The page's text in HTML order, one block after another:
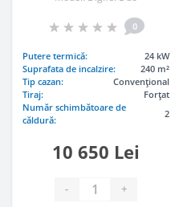
0
Putere termică:
24 kW
Suprafata de incalzire:
240 m²
Tip cazan:
Convenţional
Tiraj:
Forțat
Număr schimbătoare de
căldură:
2
10 650 Lei
- +